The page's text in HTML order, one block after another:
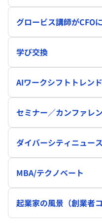
グロービス講師がCFO
学び交換
AIワークシフトトレン
セミナー／カンファレ
ダイバーシティニュース
MBA/テクノベート
起業家の風景（創業者コ